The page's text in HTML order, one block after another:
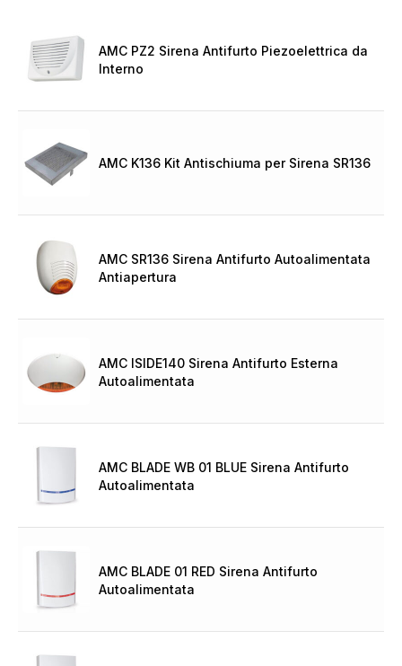
AMC PZ2 Sirena Antifurto Piezoelettrica da
Interno
AMC K136 Kit Antischiuma per Sirena SR136
AMC SR136 Sirena Antifurto Autoalimentata
Antiapertura
AMC ISIDE140 Sirena Antifurto Esterna
Autoalimentata
AMC BLADE WB 01 BLUE Sirena Antifurto
Autoalimentata
AMC BLADE 01 RED Sirena Antifurto
Autoalimentata